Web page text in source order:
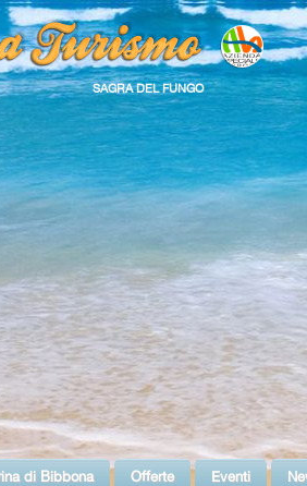
SAGRA DEL FUNGO
di Bibbona Offerte Eventi